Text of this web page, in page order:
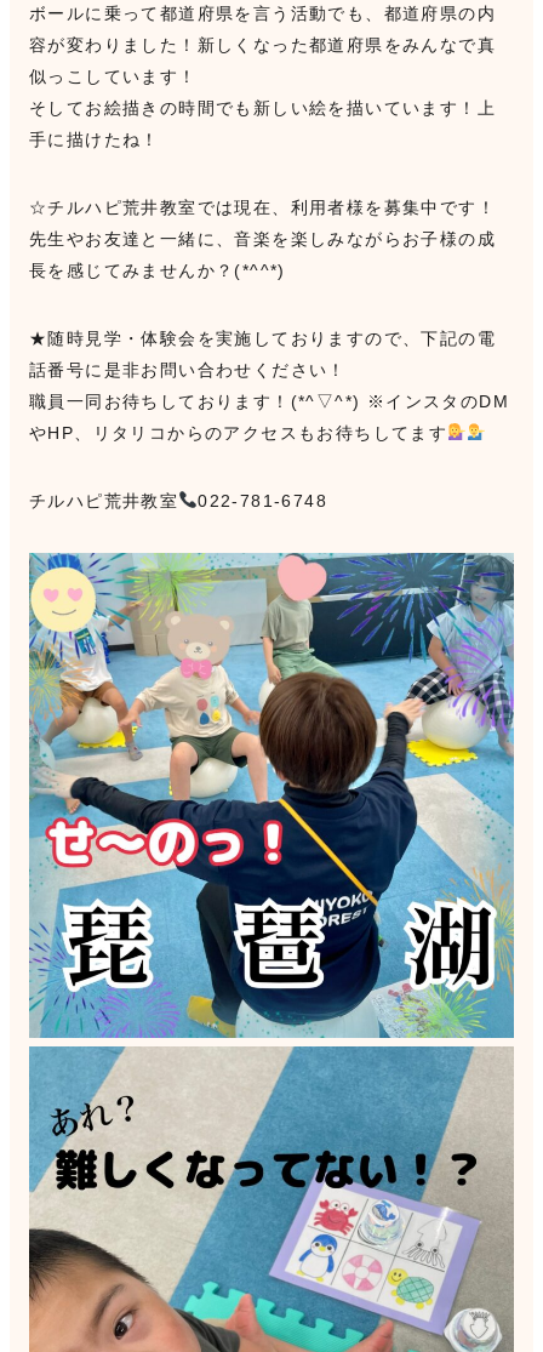
ボールに乗って都道府県を言う活動でも、都道府県の内
容が変わりました！新しくなった都道府県をみんなで真
似っこしています！
そしてお絵描きの時間でも新しい絵を描いています！上
手に描けたね！
☆チルハピ荒井教室では現在、利用者様を募集中です！
先生やお友達と一緒に、音楽を楽しみながらお子様の成
長を感じてみませんか？(*^^*)
★随時見学・体験会を実施しておりますので、下記の電
話番号に是非お問い合わせください！
職員一同お待ちしております！(*^▽^*) ※インスタのDM
やHP、リタリコからのアクセスもお待ちしてます
チルハピ荒井教室 022-781-6748